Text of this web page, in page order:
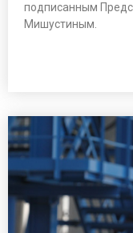
подписанным
Мишустиным.